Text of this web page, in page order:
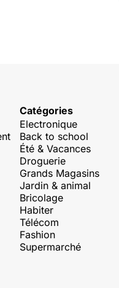
Catégories
Electronique
Back to school
Été & Vacances
Droguerie
Grands Magasins
Jardin & animal
Bricolage
Habiter
Télécom
Fashion
Supermarché